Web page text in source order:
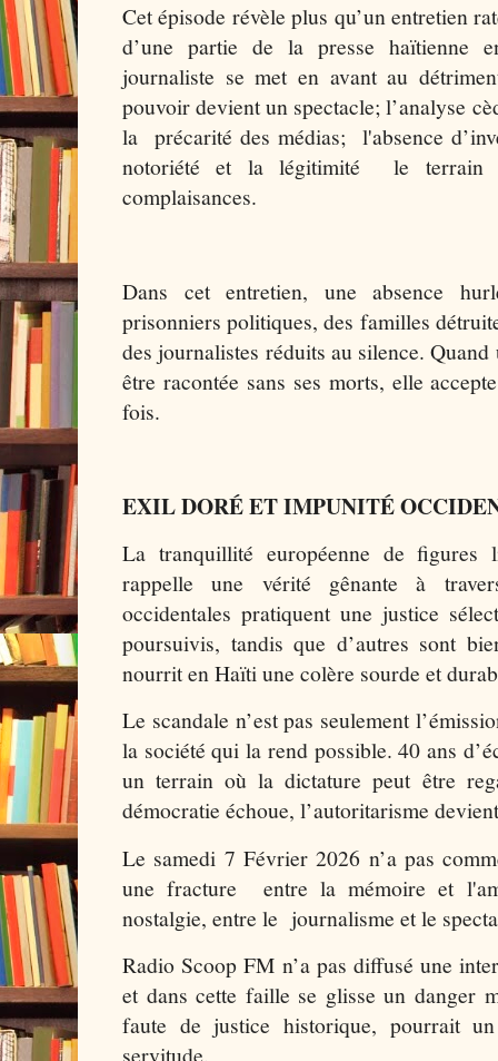
Cet épisode révèle plus qu’un entretien
d’une partie de la presse haïtienne
journaliste se met en avant au
pouvoir devient un spectacle; l’analyse
la précarité des médias; l'absence
notoriété et la légitimité le terrain
complaisances.
Dans cet entretien, une absence
prisonniers politiques, des familles
des journalistes réduits au silence.
être racontée sans ses morts, elle
fois.
EXIL DORÉ ET IMPUNITÉ
La tranquillité européenne de figures
rappelle une vérité gênante à
occidentales pratiquent une justice
poursuivis, tandis que d’autres sont
nourrit en Haïti une colère sourde et
Le scandale n’est pas seulement
la société qui la rend possible. 40 ans
un terrain où la dictature peut être
démocratie échoue, l’autoritarisme
Le samedi 7 Février 2026 n’a pas
une fracture entre la mémoire et
nostalgie, entre le journalisme et le
Radio Scoop FM n’a pas diffusé une
et dans cette faille se glisse un danger
faute de justice historique, pourrait